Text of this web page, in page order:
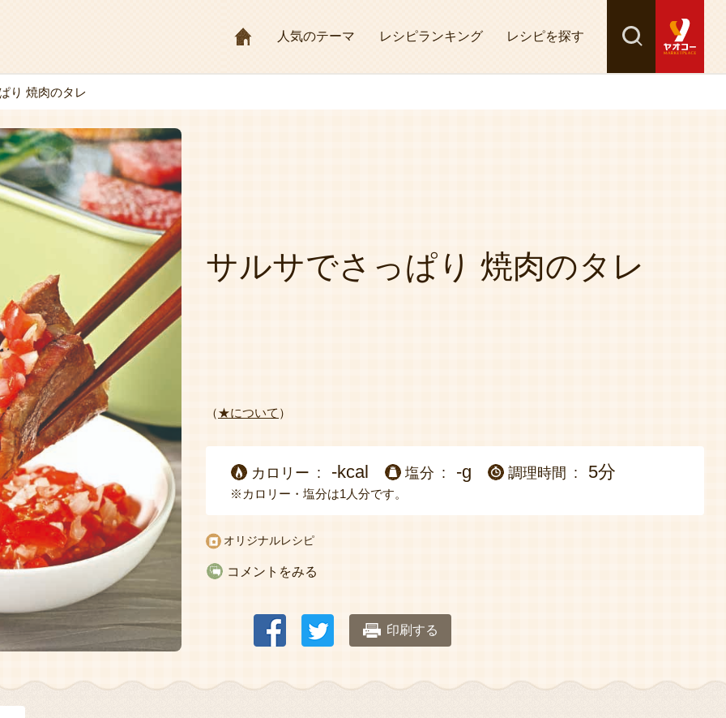
HOME人気のテーマ レシピランキング レシピを探す 検索
探す
り 焼肉のタレ
サルサでさっぱり 焼肉のタレ
（★について ）
カロリー -kcal 塩分 -g 調理時間 5分
※カロリー・塩分は1人分です。
オリジナルレシピ
コメントをみる
印刷する